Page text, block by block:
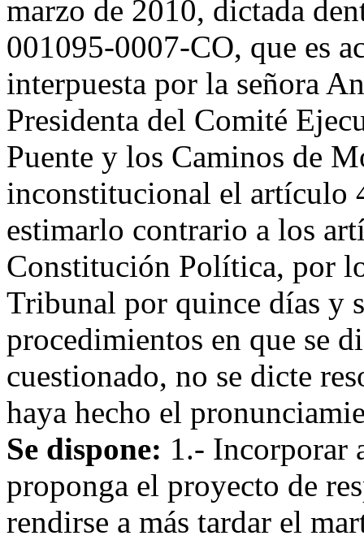
marzo de 2010, dictada
001095-0007-CO, que es
interpuesta por la señora
Presidenta del Comité
Puente y los Caminos de
inconstitucional el artículo
estimarlo contrario a los
Constitución Política, por
Tribunal por quince días y
procedimientos en que se
cuestionado, no se dicte
haya hecho el
Se dispone: 1.- Incorporar
proponga el proyecto de
rendirse a más tardar el